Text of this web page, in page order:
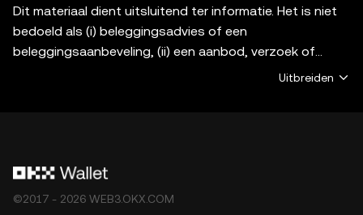
Dit materiaal dient uitsluitend ter informatie. Het is niet
bedoeld als (i) beleggingsadvies of een
beleggingsaanbeveling, (ii) een aanbod, verzoek of
aansporing om digitale assets te kopen, verkopen of
waarde dalen. Raadpleeg je juridische, fiscale of
investeringsadviseur om te weten te komen of het
Uitbreiden
©2017 - 2026 WEB3.OKX.COM